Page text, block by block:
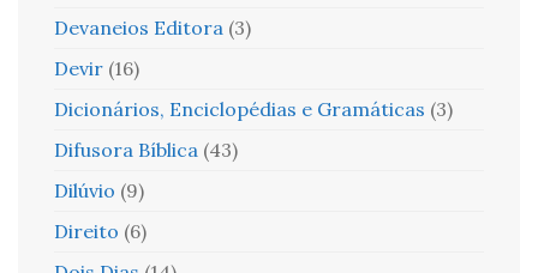
Devaneios Editora (3)
Devir (16)
Dicionários, Enciclopédias e Gramáticas (3)
Difusora Bíblica (43)
Dilúvio (9)
Direito (6)